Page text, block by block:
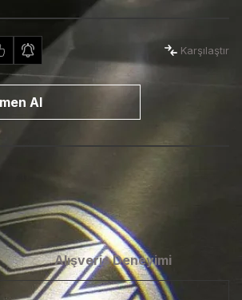
Karşılaştır
Al
Alışveriş Deneyimi